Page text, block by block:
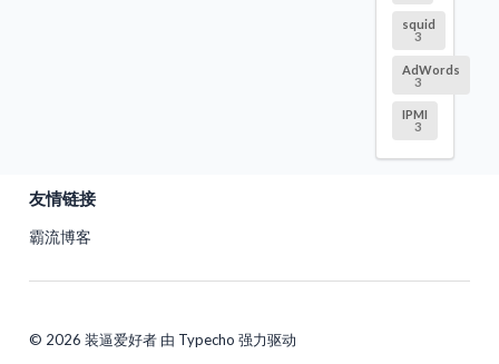
squid
3
AdWords
3
IPMI
3
友情链接
霸流博客
© 2026 装逼爱好者 由 Typecho 强力驱动